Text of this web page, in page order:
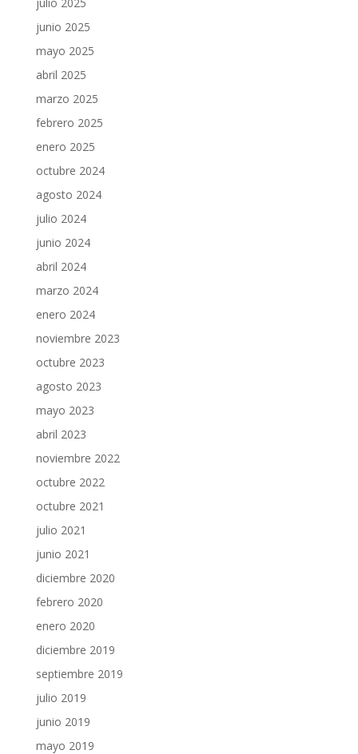
junio 2025
mayo 2025
abril 2025
marzo 2025
febrero 2025
enero 2025
octubre 2024
agosto 2024
julio 2024
junio 2024
abril 2024
marzo 2024
enero 2024
noviembre 2023
octubre 2023
agosto 2023
mayo 2023
abril 2023
noviembre 2022
octubre 2022
octubre 2021
julio 2021
junio 2021
diciembre 2020
febrero 2020
enero 2020
diciembre 2019
septiembre 2019
julio 2019
junio 2019
mayo 2019